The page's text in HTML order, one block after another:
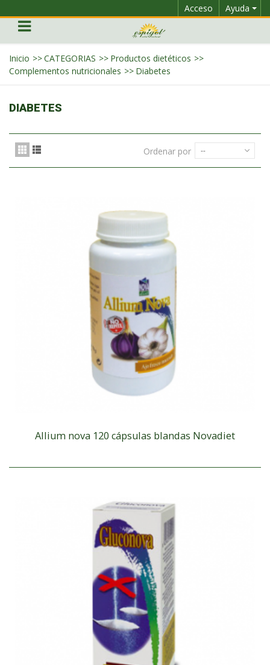
Ayuda
Acceso
Inicio >>CATEGORIAS >> Productos dietéticos >>
Complementos nutricionales >> Diabetes
DIABETES
Ordenar por --
Allium nova 120 cápsulas blandas Novadiet